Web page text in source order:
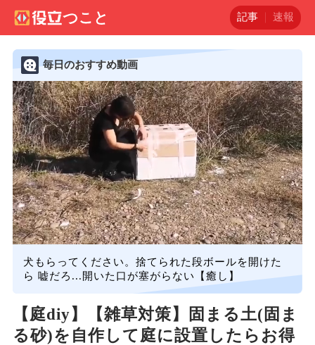
記事 速報
毎日のおすすめ動画
犬もらってください。捨てられた段ボールを開けた
ら 嘘だろ...開いた口が塞がらない【癒し】
【庭diy】【雑草対策】固まる土(固ま
る砂)を自作して庭に設置したらお得